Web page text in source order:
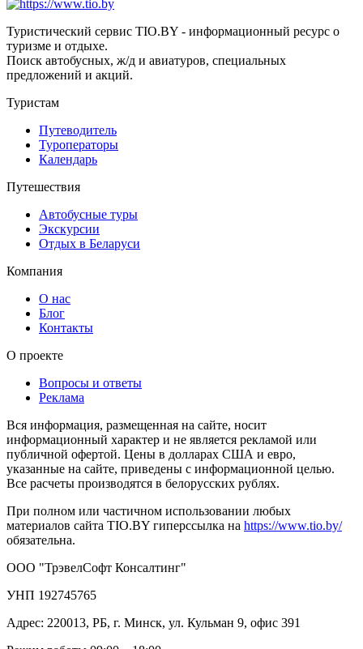
Туристический сервис TIO.BY - информационный ресурс о
туризме и отдыхе.
Поиск автобусных, ж/д и авиатуров, специальных
предложений и акций.
Туристам
Путеводитель
Туроператоры
Календарь
Путешествия
Автобусные туры
Экскурсии
Отдых в Беларуси
Компания
О нас
Блог
Контакты
О проекте
Вопросы и ответы
Реклама
Вся информация, размещенная на сайте, носит
информационный характер и не является рекламой или
публичной офертой. Цены в долларах США и евро,
указанные на сайте, приведены с информационной целью.
Все расчеты производятся в белорусских рублях.
При полном или частичном использовании любых
материалов сайта TIO.BY гиперссылка на https://www.tio.by/
обязательна.
ООО "ТрэвелСофт Консалтинг"
УНП 192745765
Адрес: 220013, РБ, г. Минск, ул. Кульман 9, офис 391